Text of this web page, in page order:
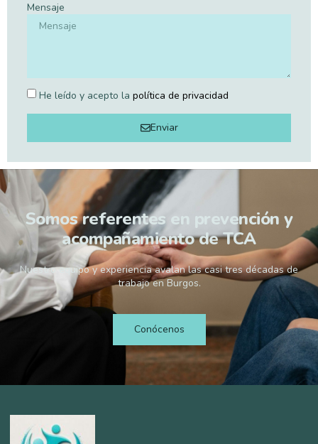
Mensaje
He leído y acepto la política de privacidad
Enviar
Somos referentes en prevención y
acompañamiento de TCA
Nuestro equipo y experiencia avalan las casi tres décadas de
trabajo en Burgos.
Conócenos